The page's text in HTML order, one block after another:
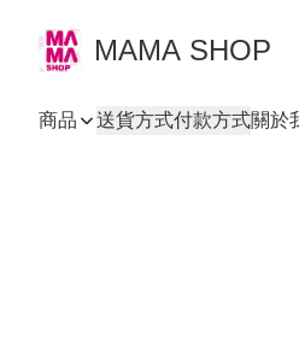
MAMA SHOP
商品 送貨方式付款方式關於